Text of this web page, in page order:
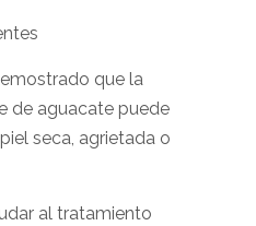
que la
de aguacate puede
seca, agrietada o
al tratamiento